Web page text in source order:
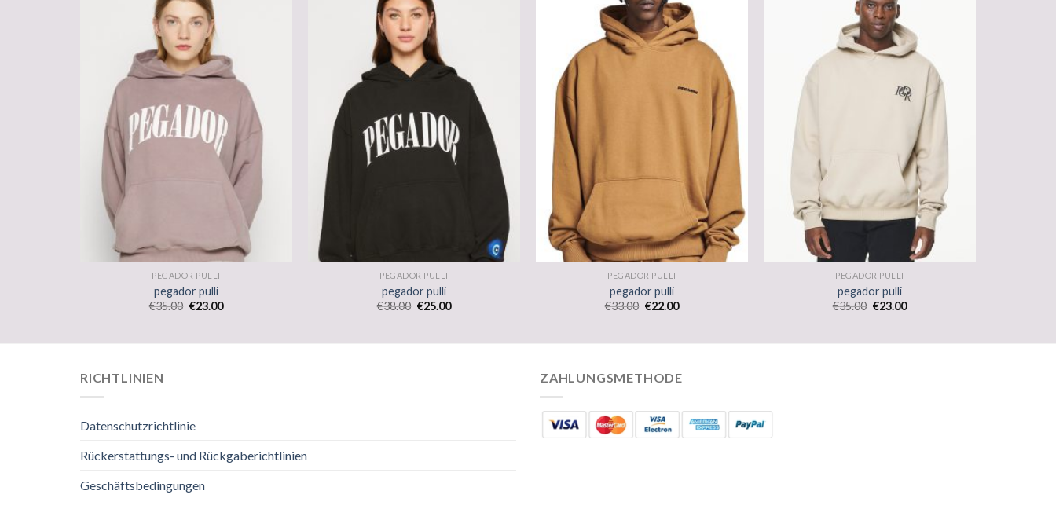
PEGADOR PULLI
pegador pulli
€35.00 €23.00
PEGADOR PULLI
pegador pulli
€38.00 €25.00
PEGADOR PULLI
pegador pulli
€33.00 €22.00
PEGADOR PULLI
pegador pulli
€35.00 €23.00
RICHTLINIEN
Datenschutzrichtlinie
Rückerstattungs- und Rückgaberichtlinien
Geschäftsbedingungen
ZAHLUNGSMETHODE